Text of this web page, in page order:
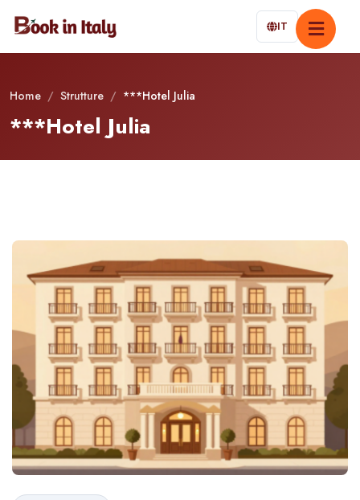
IT
Home / Strutture / ***Hotel Julia
***Hotel Julia